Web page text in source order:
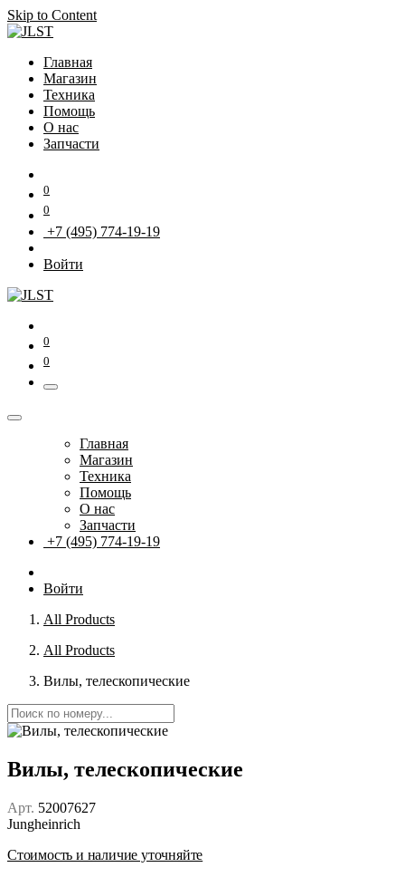
Skip to Content
Главная
Магазин
Техника
Помощь
О нас
Запчасти
0
0
+7 (495) 774-19-19
Войти
0
0
Главная
Магазин
Техника
Помощь
О нас
Запчасти
+7 (495) 774-19-19
Войти
All Products
All Products
Вилы, телескопические
Вилы, телескопические
Арт. 52007627
Jungheinrich
Стоимость и наличие уточняйте